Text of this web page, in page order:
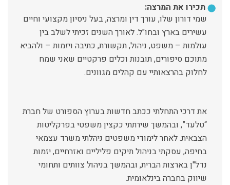
תכירו את המרצה:
שמי דורון שלו, עורך דין ומרצה, בעל ניסיון מקצועי וחיים
עשירים בארץ ובחו"ל. לאורך השנים זכיתי לשלב בין
עולמות – משפט, ניהול, תקשורת, כתיבה ויזמות – ולהביא
מתוכם סיפורים, תובנות וכלים פרקטיים שאני שמח
לחלוק בהרצאותיי עם קהלים מגוונים.
את דרכי התחלתי ככתב חדשות בערוץ הספורט של חברת
“טלעד”, ובהמשך שירתתי כקצין משפטי בפרקליטות
הצבאית. לאחר לימודי משפטים ניהלתי משרד עצמאי
בחיפה, עסקתי בניהול תיקים פליליים ואזרחיים, יזמות
נדל"ן בארצות הברית, ובהמשך בניהול צוותים ותחומי
שיווק בחברה בינלאומית.